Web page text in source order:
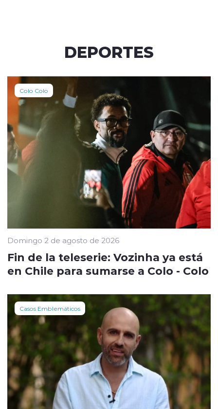
DEPORTES
Colo Colo
Domingo 2 de agosto de 2026
Fin de la teleserie: Vozinha ya está
en Chile para sumarse a Colo - Colo
Casos Emblemáticos